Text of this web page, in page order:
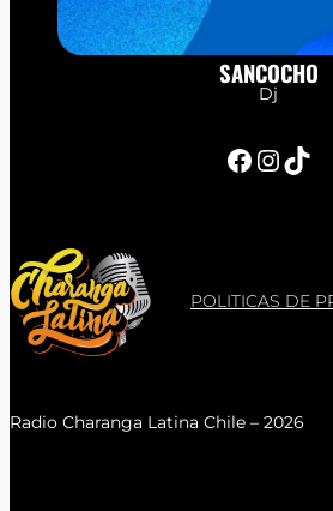
SANCOCHO
Dj
Facebook InstagramTikTok
POLITICAS DE
Radio Charanga Latina Chile – 2026